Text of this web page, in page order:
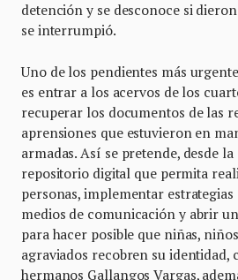
detención y se desconoce si
se interrumpió.
Uno de los pendientes más
es entrar a los acervos de los
recuperar los documentos de las
aprensiones que estuvieron en
armadas. Así se pretende, desde
repositorio digital que permita
personas, implementar
medios de comunicación y abrir
para hacer posible que niñas,
agraviados recobren su identidad,
hermanos Gallangos Vargas,